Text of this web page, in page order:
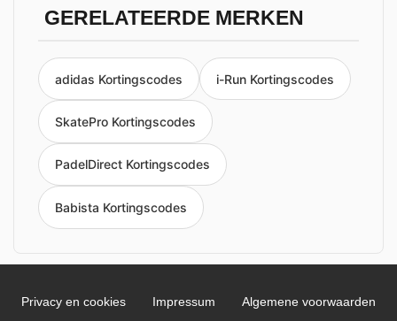
GERELATEERDE MERKEN
adidas Kortingscodes i-Run Kortingscodes
SkatePro Kortingscodes
PadelDirect Kortingscodes
Babista Kortingscodes
Privacy en cookies Impressum Algemene voorwaarden